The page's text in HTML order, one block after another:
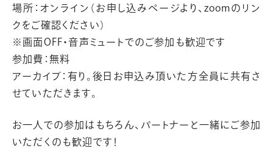
場所：オンライン（お申し込みページより、zoomのリン
クをご確認ください）
※画面OFF・音声ミュートでのご参加も歓迎です
参加費：無料
アーカイブ：有り。後日お申込み頂いた方全員に共有さ
せていただきます。
お一人での参加はもちろん、パートナーと一緒にご参加
いただくのも歓迎です！